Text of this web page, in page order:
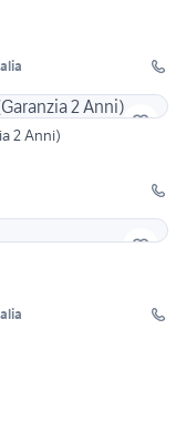
Garage (Garanzia 2 Anni)